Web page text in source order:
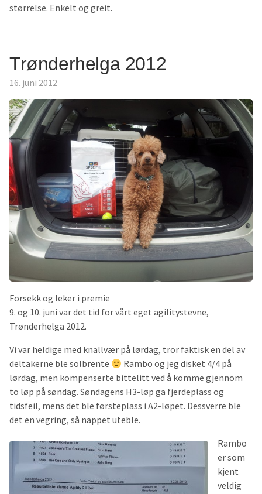
størrelse. Enkelt og greit.
Trønderhelga 2012
16. juni 2012
Forsekk og leker i premie
9. og 10. juni var det tid for vårt eget agilitystevne,
Trønderhelga 2012.
Vi var heldige med knallvær på lørdag, tror faktisk en del av
deltakerne ble solbrente
Rambo og jeg disket 4/4 på
lørdag, men kompenserte bittelitt ved å komme gjennom
to løp på søndag. Søndagens H3-løp ga fjerdeplass og
tidsfeil, mens det ble førsteplass i A2-løpet. Dessverre ble
det en vegring, så nappet uteble.
Rambo
er som
kjent
veldig